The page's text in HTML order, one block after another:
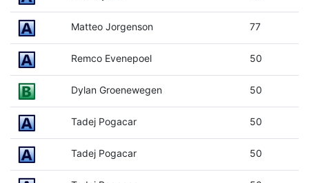
Matteo Jorgenson 77
Remco Evenepoel 50
Dylan Groenewegen 50
Tadej Pogacar 50
Tadej Pogacar 50